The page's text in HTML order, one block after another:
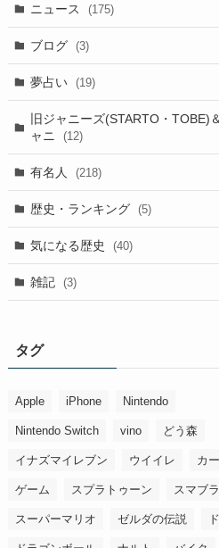
ニュース (175)
ブログ (3)
夢占い (19)
旧ジャニーズ(STARTO・TOBE)
ャニ
(12)
有名人 (218)
歴史・ランキング (5)
気になる歴史 (40)
雑記 (3)
タグ
Apple iPhone Nintendo
Nintendo Switch vino どう森
イナズマイレブン ウイイレ カ
ゲーム スプラトゥーン スマブラ
スーパーマリオ ゼルダの伝説